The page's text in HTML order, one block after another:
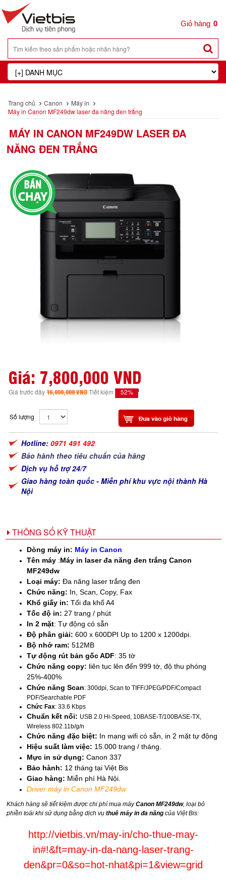
0
Trang chủ Canon
Máy in
Máy in Canon MF249dw laser đa năng đen trắng
MÁY IN CANON MF249DW LASER ĐA
NĂNG ĐEN TRẮNG
Giá: 7,800,000 VND
Giá trước đây16,000,000 VNDTiết kiệm 52%
Số lượng
Hotline: 0971 491 492
Bảo hành theo tiêu chuẩn của hãng
Dịch vụ hỗ trợ 24/7
Giao hàng toàn quốc - Miễn phí khu vực nội thành Hà
Nội
THÔNG SỐ KỸ THUẬT
Dòng máy in: Máy in Canon
Tên máy :Máy in laser đa năng đen trắng Canon
MF249dw
Loại máy: Đa năng laser trắng đen
Chức năng: In, Scan, Copy, Fax
Khổ giấy in: Tối đa khổ A4
Tốc độ in: 27 trang / phút
In 2 mặt: Tự động có sẵn
Độ phân giải: 600 x 600DPI Up to 1200 x 1200dpi.
Bộ nhớ ram: 512MB
Tự động rút bản gốc ADF: 35 tờ
Chức năng copy: liên tục lên đến 999 tờ, độ thu phóng
25%-400%
Chức năng Scan: 300dpi, Scan to TIFF/JPEG/PDF/Compact
PDF/Searchable PDF
Chức Fax: 33.6 Kbps
Chuẩn kết nối: USB 2.0 Hi-Speed, 10BASE-T/100BASE-TX,
Wireless 802.11b/g/n
Chức năng đặc biệt: In mạng wifi có sẵn, in 2 mặt tự động
Hiệu suất làm việc: 15.000 trang / tháng.
Mực in sử dụng: Canon 337
Bảo hành: 12 tháng tại Việt Bis
Giao hàng: Miễn phí Hà Nội.
Driver máy in Canon MF249dw
Khách hàng sẽ tiết kiệm được chi phí mua máyCanon MF249dw, loại bỏ
phiền toái khi sử dụng bằng dịch vụ thuê máy in đa năng của Việt Bis:
http://vietbis.vn/may-in/cho-thue-may-
in#!&ft=may-in-da-nang-laser-trang-
den&pr=0&so=hot-nhat&pi=1&view=grid